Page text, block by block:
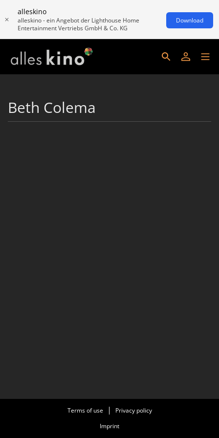
alleskino
alleskino - ein Angebot der Lighthouse Home
Entertainment Vertriebs GmbH & Co. KG
Download
Beth Colema
Terms of use
Privacy policy
Imprint